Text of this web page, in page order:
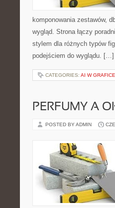
komponowania zestawów,
wygląd. Strona łączy
stylem dla różnych typów
podejściem do wyglądu. […]
CATEGORIES: AI W
PERFUMY A
POSTED BY ADMIN